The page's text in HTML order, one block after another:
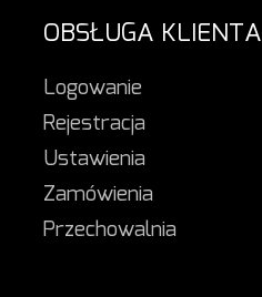
OBSŁUGA KLIENTA
Logowanie
Rejestracja
Ustawienia
Zamówienia
Przechowalnia